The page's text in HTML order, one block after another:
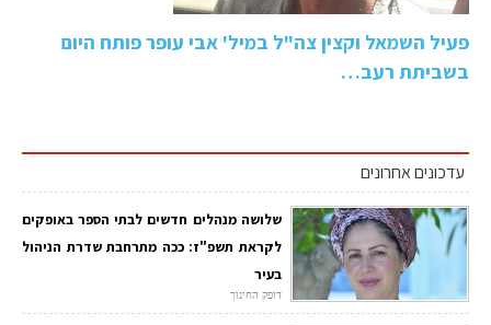
פעיל השמאל וקצין צה"ל במיל' אבי עופר פותח היום
בשביתת רעב…
עדכונים אחרונים
שלושה מנהלים חדשים לבתי הספר באופקים
לקראת תשפ"ז: ככה מתרחבת שדרת הניהול
בעיר
דופק החינוך